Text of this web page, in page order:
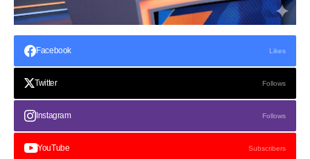
Facebook Likes
Twitter Follows
Instagram Follows
YouTube Subscribers